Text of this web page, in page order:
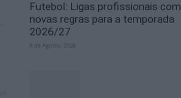
Futebol: Ligas profissionais com
novas regras para a temporada
2026/27
8 de Agosto, 2026